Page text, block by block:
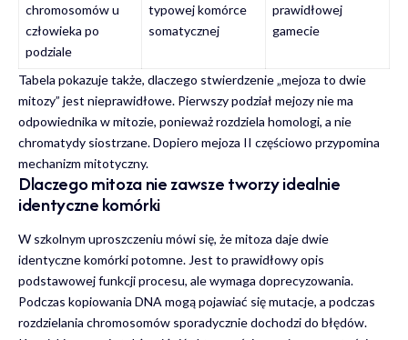
chromosomów u
człowieka po
podziale
typowej komórce
somatycznej
prawidłowej
gamecie
Tabela pokazuje także, dlaczego stwierdzenie „mejoza to dwie
mitozy” jest nieprawidłowe. Pierwszy podział mejozy nie ma
odpowiednika w mitozie, ponieważ rozdziela homologi, a nie
chromatydy siostrzane. Dopiero mejoza II częściowo przypomina
mechanizm mitotyczny.
Dlaczego mitoza nie zawsze tworzy idealnie
identyczne komórki
W szkolnym uproszczeniu mówi się, że mitoza daje dwie
identyczne komórki potomne. Jest to prawidłowy opis
podstawowej funkcji procesu, ale wymaga doprecyzowania.
Podczas kopiowania DNA mogą pojawiać się mutacje, a podczas
rozdzielania chromosomów sporadycznie dochodzi do błędów.